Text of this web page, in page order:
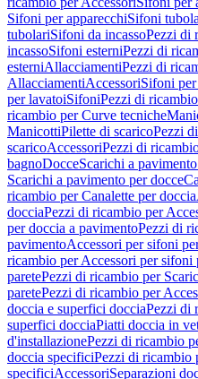
Sifoni per apparecchiSifoni
tubolariSifoni da incassoPezzi di
incassoSifoni esterniPezzi di
esterniAllacciamentiPezzi di
AllacciamentiAccessoriSifoni
per lavatoiSifoniPezzi di
ricambio per Curve tecniche
ManicottiPilette di scaricoPezzi
scaricoAccessoriPezzi di
bagnoDocceScarichi a
Scarichi a pavimento per docce
ricambio per Canalette per doccia
docciaPezzi di ricambio per
per doccia a pavimentoPezzi di
pavimentoAccessori per sifoni
ricambio per Accessori per sifoni
paretePezzi di ricambio per
paretePezzi di ricambio per
doccia e superfici docciaPezzi di
superfici docciaPiatti doccia in
d'installazionePezzi di ricambio
doccia specificiPezzi di ricambio
specificiAccessoriSeparazioni